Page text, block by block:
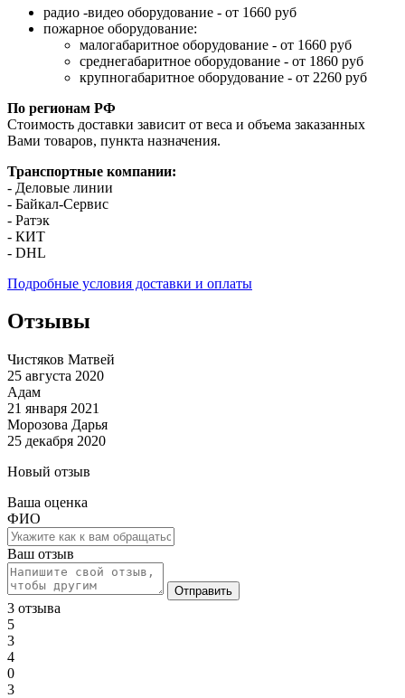
радио -видео оборудование - от 1660 руб
пожарное оборудование:
малогабаритное оборудование - от 1660 руб
среднегабаритное оборудование - от 1860 руб
крупногабаритное оборудование - от 2260 руб
По регионам РФ
Стоимость доставки зависит от веса и объема заказанных
Вами товаров, пункта назначения.
Транспортные компании:
- Деловые линии
- Байкал-Сервис
- Ратэк
- КИТ
- DHL
Подробные условия доставки и оплаты
Отзывы
Чистяков Матвей
25 августа 2020
Адам
21 января 2021
Морозова Дарья
25 декабря 2020
Новый отзыв
Ваша оценка
ФИО
Ваш отзыв
Отправить
3 отзыва
5
3
4
0
3